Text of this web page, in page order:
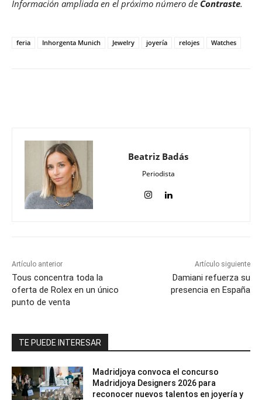
Información ampliada en el próximo número de Contraste.
feria Inhorgenta Munich Jewelry joyería relojes Watches
Beatriz Badás
Periodista
Artículo anterior
Tous concentra toda la
oferta de Rolex en un único
punto de venta
Artículo siguiente
Damiani refuerza su
presencia en España
TE PUEDE INTERESAR
Madridjoya convoca el concurso
Madridjoya Designers 2026 para
reconocer nuevos talentos en joyería y